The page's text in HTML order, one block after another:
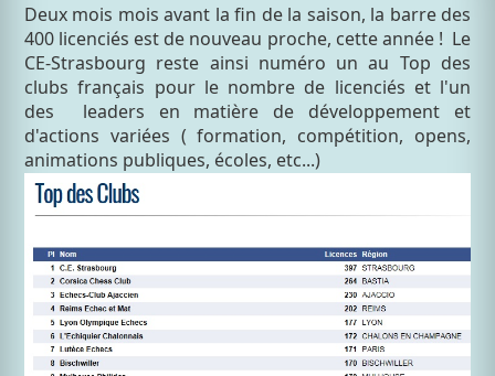
Deux mois mois avant la fin de la saison, la barre des
400 licenciés est de nouveau proche, cette année ! Le
CE-Strasbourg reste ainsi numéro un au Top des
clubs français pour le nombre de licenciés et l'un
des leaders en matière de développement et
d'actions variées ( formation, compétition, opens,
animations publiques, écoles, etc...)